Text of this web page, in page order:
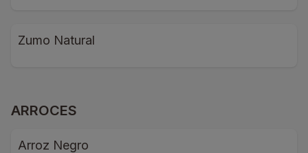
Zumo Natural
ARROCES
Arroz Negro